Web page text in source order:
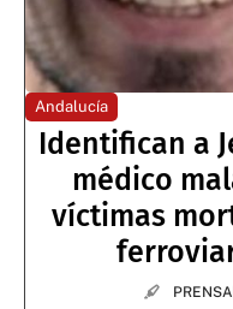
Andalucía
Identifican a
médico
víctimas
PRENSA